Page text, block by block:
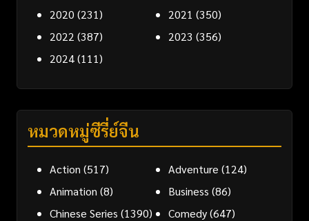
2020 (231) 2021 (350)
2022 (387) 2023 (356)
2024(111)
หมวดหมู่ซีรี่ย์จีน
Action (517) Adventure (124)
Animation (8) Business (86)
Chinese Series (1390) Comedy(647)